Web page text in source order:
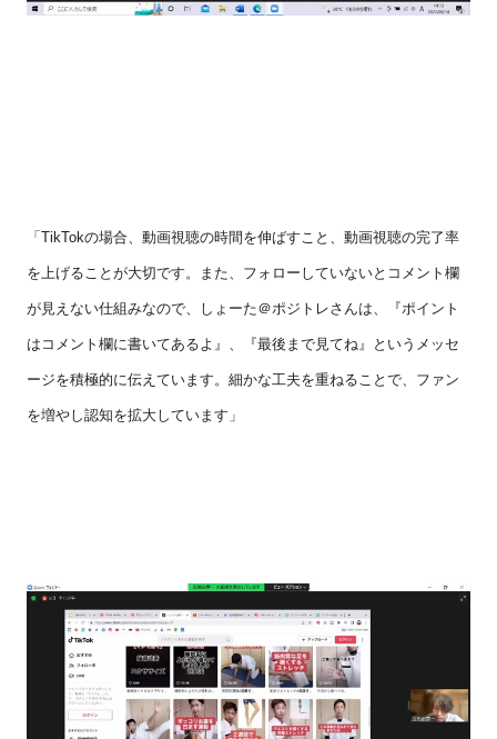
「TikTokの場合、動画視聴の時間を伸ばすこと、動画視聴の完了率
を上げることが大切です。また、フォローしていないとコメント欄
が見えない仕組みなので、しょーた＠ポジトレさんは、『ポイント
はコメント欄に書いてあるよ』、『最後まで見てね』というメッセ
ージを積極的に伝えています。細かな工夫を重ねることで、ファン
を増やし認知を拡大しています」